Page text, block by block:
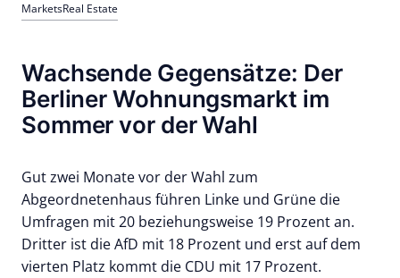
MarketsReal Estate
Wachsende Gegensätze: Der
Berliner Wohnungsmarkt im
Sommer vor der Wahl
Gut zwei Monate vor der Wahl zum
Abgeordnetenhaus führen Linke und Grüne die
Umfragen mit 20 beziehungsweise 19 Prozent an.
Dritter ist die AfD mit 18 Prozent und erst auf dem
vierten Platz kommt die CDU mit 17 Prozent.